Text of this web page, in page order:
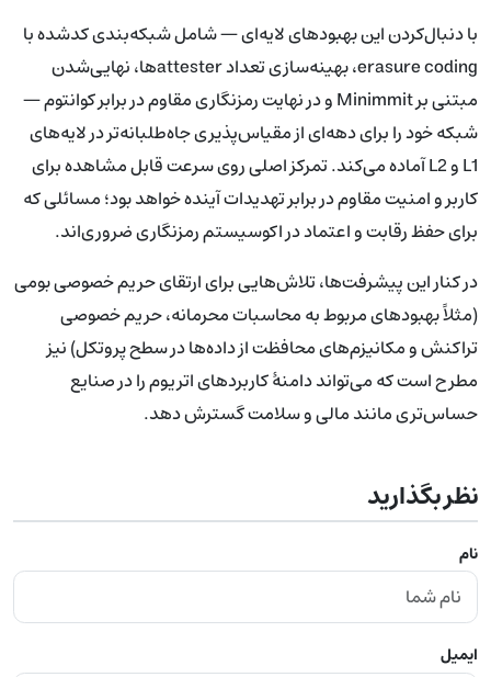
با دنبال‌کردن این بهبودهای لایه‌ای — شامل شبکه‌بندی کدشده با
erasure coding، بهینه‌سازی تعداد attesterها، نهایی‌شدن
مبتنی بر Minimmit و در نهایت رمزنگاری مقاوم در برابر کوانتوم —
شبکه خود را برای دهه‌ای از مقیاس‌پذیری جاه‌طلبانه‌تر در لایه‌های
L1 و L2 آماده می‌کند. تمرکز اصلی روی سرعت قابل مشاهده برای
کاربر و امنیت مقاوم در برابر تهدیدات آینده خواهد بود؛ مسائلی که
برای حفظ رقابت و اعتماد در اکوسیستم رمزنگاری ضروری‌اند.
در کنار این پیشرفت‌ها، تلاش‌هایی برای ارتقای حریم خصوصی بومی
(مثلاً بهبودهای مربوط به محاسبات محرمانه، حریم خصوصی
تراکنش و مکانیزم‌های محافظت از داده‌ها در سطح پروتکل) نیز
مطرح است که می‌تواند دامنهٔ کاربردهای اتریوم را در صنایع
حساس‌تری مانند مالی و سلامت گسترش دهد.
نظر بگذارید
نام
ایمیل